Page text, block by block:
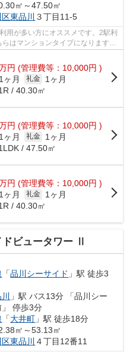
㎡～47.50㎡
区東品川 ３丁目11-5
用が多い方にオススメです。2駅利
はマンションタイプになります。
円 (管理費等：10,000円 )
1ヶ月 礼金
1ヶ月
/ 40.30㎡
円 (管理費等：10,000円 )
1ヶ月 礼金
1ヶ月
/ 47.50㎡
円 (管理費等：10,000円 )
1ヶ月 礼金
1ヶ月
/ 40.30㎡
ビュータワー Ⅱ
「品川シーサイド 」駅 徒歩3
」駅 バス13分 「品川シー
停歩3分
「大井町 」駅 徒歩18分
㎡～53.13㎡
区東品川 ４丁目12番11